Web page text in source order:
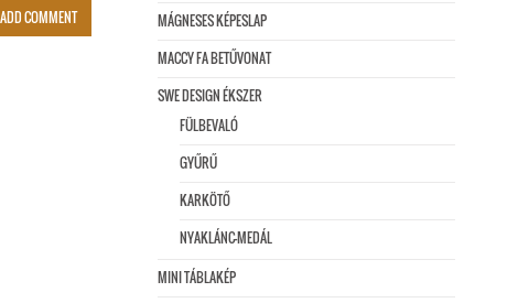
MÁGNESES KÉPESLAP
MACCY FA BETŰVONAT
SWE DESIGN ÉKSZER
FÜLBEVALÓ
GYŰRŰ
KARKÖTŐ
NYAKLÁNC-MEDÁL
MINI TÁBLAKÉP